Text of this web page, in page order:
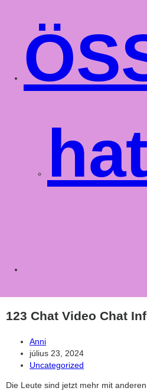
123 Chat Video Chat
Post
author:
Anni
Post
published:
július 23, 2024
Post
Uncategorized
Die Leute sind jetzt mehr mit